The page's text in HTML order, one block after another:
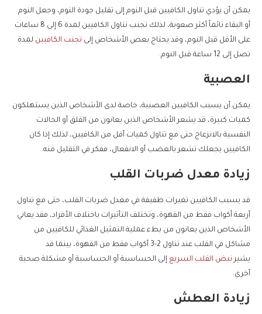
يمكن أن يؤدي تناول الكافيين قبل النوم إلى تقليل جودة النوم، وجعل النوم
أو البقاء نائماً أكثر صعوبة، لذلك تجنب تناول الكافيين لمدة 6 إلى 8 ساعات
على الأقل قبل النوم، وقد يحتاج بعض الأشخاص إلى تجنب الكافيين لمدة
تصل إلى 12 ساعة قبل النوم.
العصبية
يمكن أن يسبب الكافيين العصبية، خاصة لدى الأشخاص الذين يستهلكون
كميات كبيرة، قد يشعر الأشخاص الذين يعانون من القلق أو الحالات
النفسية بالانزعاج حتى مع تناول كميات أقل من الكافيين، لذلك إذا كان
الكافيين يجعلك تشعر بالغضب أو الانفعال، ففكر في التقليل منه.
زيادة معدل ضربات القلب
قد يسبب الكافيين تغيرات طفيفة في معدل ضربات القلب، حتى مع تناول
أربعة أكواب فقط من القهوة، وتختلف التأثيرات باختلاف الأفراد، فقد يعاني
الأشخاص الذين يعانون من بطء عملية التمثيل الغذائي للكافيين من
مشاكل في القلب عند تناول 2-3 أكواب فقط من القهوة، بينما قد
يشير نبض القلب السريع إلى الحساسية أو الحساسية أو مشكلة صحية
أخرى.
زيادة العطش